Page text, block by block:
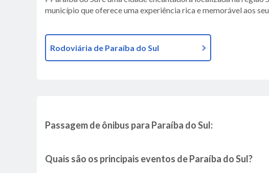
município que oferece uma experiência rica e memorável aos
Rodoviária de Paraíba do Sul
Passagem de ônibus para Paraíba do Sul:
Quais são os principais eventos de Paraíba do Sul?